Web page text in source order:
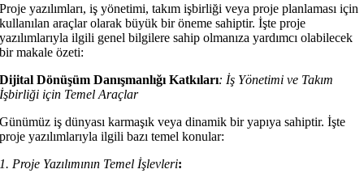
Proje yazılımları, iş yönetimi, takım işbirliği veya proje planlaması için
kullanılan araçlar olarak büyük bir öneme sahiptir. İşte proje
yazılımlarıyla ilgili genel bilgilere sahip olmanıza yardımcı olabilecek
bir makale özeti:
Dijital Dönüşüm Danışmanlığı Katkıları: İş Yönetimi ve Takım
İşbirliği için Temel Araçlar
Günümüz iş dünyası karmaşık veya dinamik bir yapıya sahiptir. İşte
proje yazılımlarıyla ilgili bazı temel konular:
1. Proje Yazılımının Temel İşlevleri: